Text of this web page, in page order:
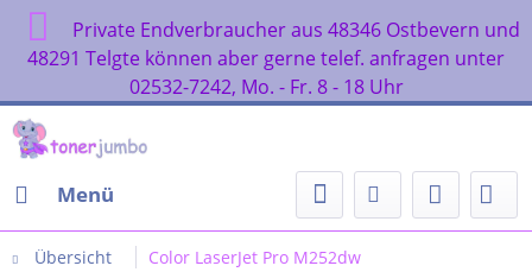
Private Endverbraucher aus 48346 Ostbevern und
48291 Telgte können aber gerne telef. anfragen unter
02532-7242, Mo. - Fr. 8 - 18 Uhr
Menü
Übersicht Color LaserJet Pro M252dw